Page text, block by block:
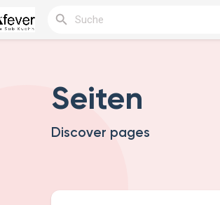
Seiten
Discover pages